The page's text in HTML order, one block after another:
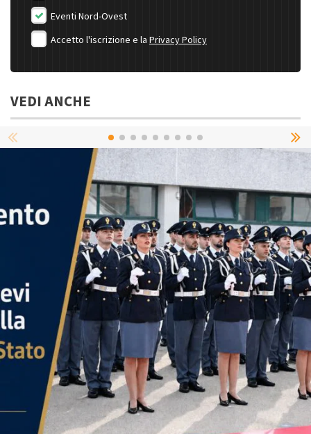
Eventi Nord-Ovest
Accetto l'iscrizione e la Privacy Policy
VEDI ANCHE